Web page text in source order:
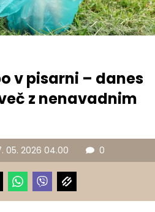
v pisarni – danes
z nenavadnim
05. 2026 04.00 0